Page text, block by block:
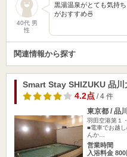
40代 男
性
黒湯温泉がとても気持
がおすすめ🍜
関連情報から探す
Smart Stay SHIZUKU 品川
4.2点/ 4 件
東京都 / 品
羽田空港第１
■電車でお越
んか…
営業時間
入浴料金 800